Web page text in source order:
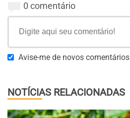
0 comentário
Avise-me de novos comentários
NOTÍCIAS RELACIONADAS